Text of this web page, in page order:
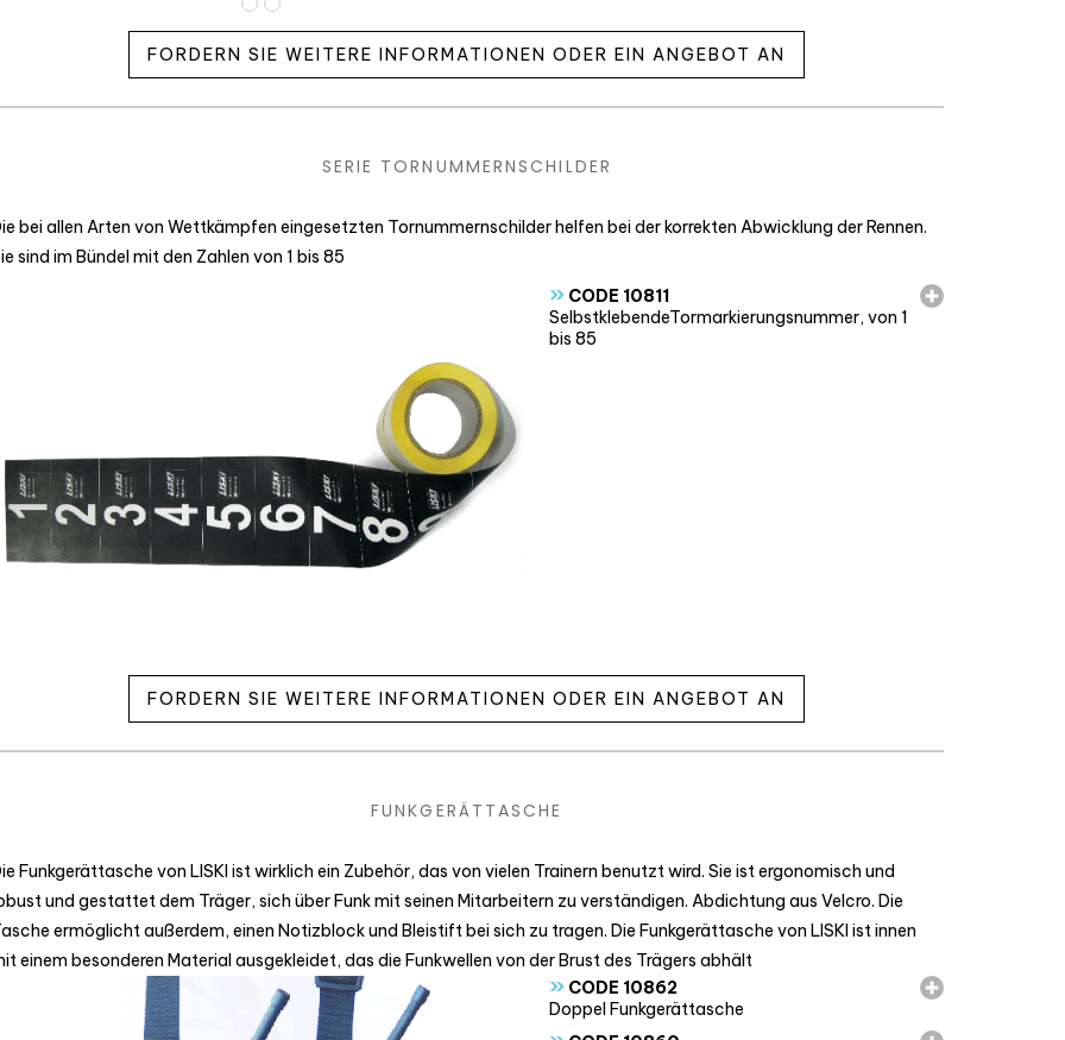
FORDERN SIE WEITERE INFORMATIONEN ODER EIN ANGEBOT AN
SERIE TORNUMMERNSCHILDER
bei allen Arten von Wettkämpfen eingesetzten Tornummernschilder helfen bei der korrekten Abwicklung der Rennen.
sind im Bündel mit den Zahlen von 1 bis 85
» CODE 10811
SelbstklebendeTormarkierungsnummer, von 1
bis 85
FORDERN SIE WEITERE INFORMATIONEN ODER EIN ANGEBOT AN
FUNKGERÄTTASCHE
Funkgerättasche von LISKI ist wirklich ein Zubehör, das von vielen Trainern benutzt wird. Sie ist ergonomisch und
und gestattet dem Träger, sich über Funk mit seinen Mitarbeitern zu verständigen. Abdichtung aus Velcro. Die
ermöglicht außerdem, einen Notizblock und Bleistift bei sich zu tragen. Die Funkgerättasche von LISKI ist innen
einem besonderen Material ausgekleidet, das die Funkwellen von der Brust des Trägers abhält
» CODE 10862
Doppel Funkgerättasche